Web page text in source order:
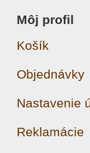
Môj profil
Košík
Objednávky
Nastavenie
Reklamácie